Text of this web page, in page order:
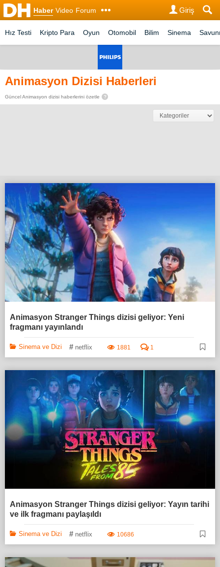
Haber Video Forum Giriş
Hız Testi Kripto Para Oyun Otomobil Bilim Sinema
Animasyon Dizisi Haberleri
Güncel Animasyon dizisi haberlerini özetle ?
Animasyon Stranger Things dizisi geliyor: Yeni
fragmanı yayınlandı
Sinema ve Dizi # netflix 1881 1
Animasyon Stranger Things dizisi geliyor: Yayın tarihi
ve ilk fragmanı paylaşıldı
Sinema ve Dizi # netflix 10686